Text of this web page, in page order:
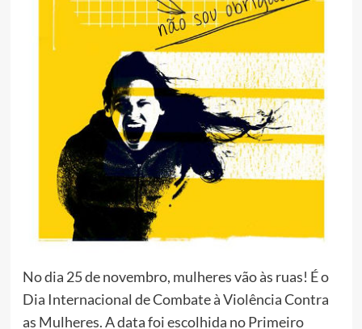
No dia 25 de novembro, mulheres vão às ruas! É o
Dia Internacional de Combate à Violência Contra
as Mulheres. A data foi escolhida no Primeiro